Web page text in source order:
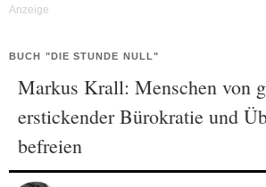
BUCH "DIE STUNDE NULL"
Markus Krall: Menschen von
erstickender Bürokratie und
befreien